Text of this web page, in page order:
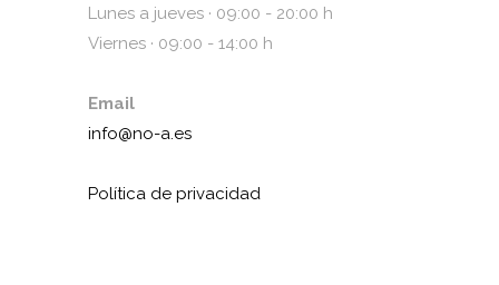
Lunes a jueves · 09:00 - 20:00 h
Viernes · 09:00 - 14:00 h
Email
info@no-a.es
Política de privacidad